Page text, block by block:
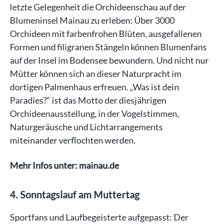
letzte Gelegenheit die Orchideenschau auf der
Blumeninsel Mainau zu erleben: Über 3000
Orchideen mit farbenfrohen Blüten, ausgefallenen
Formen und filigranen Stängeln können Blumenfans
auf der Insel im Bodensee bewundern. Und nicht nur
Mütter können sich an dieser Naturpracht im
dortigen Palmenhaus erfreuen. „Was ist dein
Paradies?“ ist das Motto der diesjährigen
Orchideenausstellung, in der Vogelstimmen,
Naturgeräusche und Lichtarrangements
miteinander verflochten werden.
Mehr Infos unter: mainau.de
4. Sonntagslauf am Muttertag
Sportfans und Laufbegeisterte aufgepasst: Der